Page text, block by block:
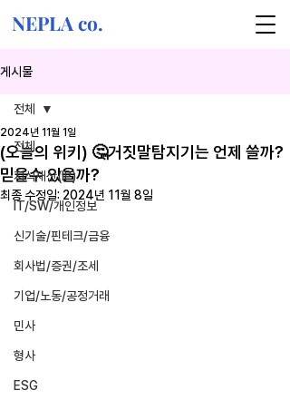
NEPLA co.
게시물
전체
지식재산(IP)
IT/SW/개인정보
신기술/핀테크/금융
회사법/증권/조세
기업/노동/공정거래
민사
형사
ESG
전체
(오늘의 위키) 🤔거짓말탐지기는 언제 쓸까?
믿을수 있을까?
2024년 11월 1일
최종 수정일: 2024년 11월 8일